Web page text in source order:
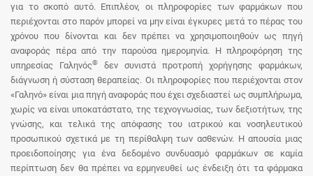
για το σκοπό αυτό. Επιπλέον, οι πληροφορίες των φαρμάκων που
περιέχονται στο παρόν μπορεί να μην είναι έγκυρες μετά το πέρας του
χρόνου που δίνονται και δεν πρέπει να χρησιμοποιηθούν ως πηγή
αναφοράς πέρα από την παρούσα ημερομηνία. Η πληροφόρηση της
υπηρεσίας Γαληνός®
δεν συνιστά προτροπή χορήγησης φαρμάκων,
διάγνωση ή σύσταση θεραπείας. Οι πληροφορίες που περιέχονται στον
«Γαληνό» είναι μια πηγή αναφοράς που έχει σχεδιαστεί ως συμπλήρωμα,
χωρίς να είναι υποκατάστατο, της τεχνογνωσίας, των δεξιοτήτων, της
γνώσης, και τελικά της απόφασης του ιατρικού και νοσηλευτικού
προσωπικού σχετικά με τη περίθαλψη των ασθενών. Η απουσία μιας
προειδοποίησης για ένα δεδομένο συνδυασμό φαρμάκων σε καμία
περίπτωση δεν θα πρέπει να ερμηνευθεί ως ένδειξη ότι τα φάρμακα